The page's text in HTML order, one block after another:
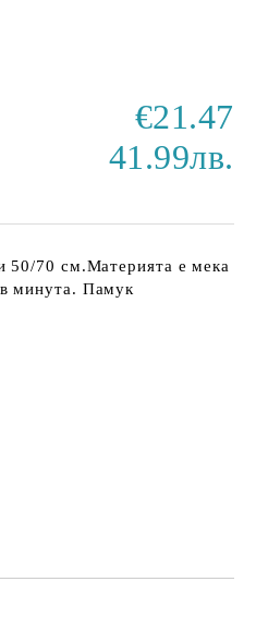
€21.47
41.99лв.
50/70 см.Материята е мека
минута. Памук